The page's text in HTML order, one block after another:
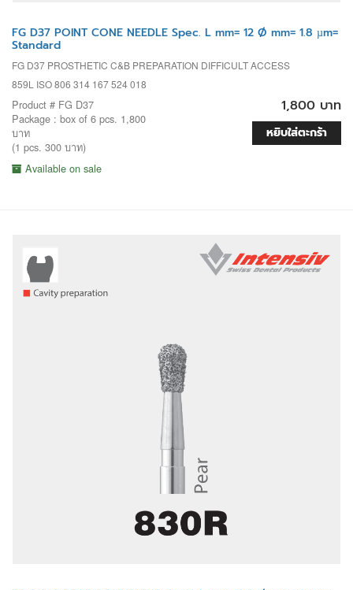
FG D37 POINT CONE NEEDLE Spec. L mm= 12 Ø mm= 1.8 µm=
Standard
FG D37 PROSTHETIC C&B PREPARATION DIFFICULT ACCESS
859L ISO 806 314 167 524 018
Product # FG D37
Package : box of 6 pcs. 1,800
บาท
(1 pcs. 300 บาท)
Available on sale
1,800 บาท
หยิบใส่ตะกร้า